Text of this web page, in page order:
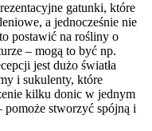
gatunki, które
a jednocześnie nie
postawić na rośliny o
– mogą to być np.
jest dużo światła
i sukulenty, które
kilku donic w jednym
pomoże stworzyć spójną i